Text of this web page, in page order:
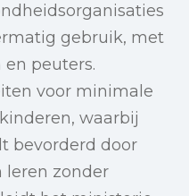
gebruik, met
peuters.
voor minimale
waarbij
bevorderd door
leren zonder